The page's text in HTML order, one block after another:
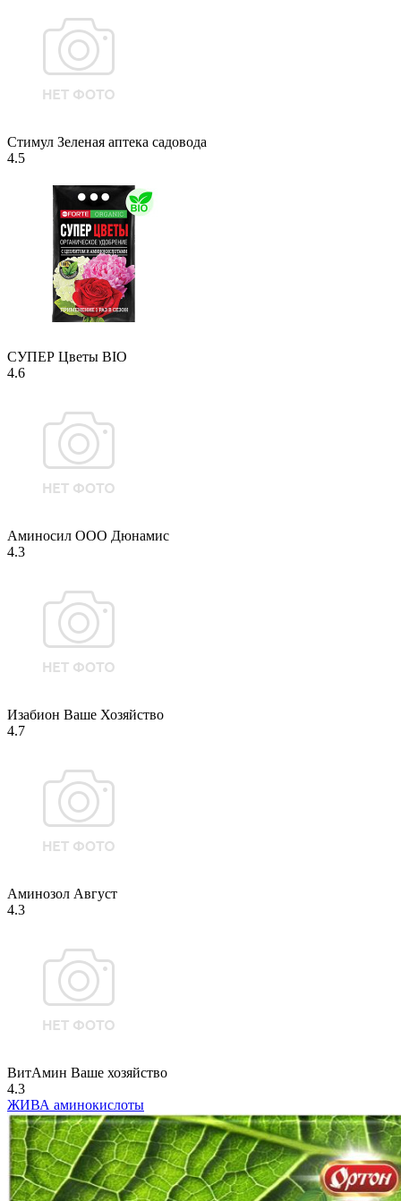
Стимул Зеленая аптека садовода
4.5
СУПЕР Цветы BIO
4.6
Аминосил ООО Дюнамис
4.3
Изабион Ваше Хозяйство
4.7
Аминозол Август
4.3
ВитАмин Ваше хозяйство
4.3
ЖИВА аминокислоты